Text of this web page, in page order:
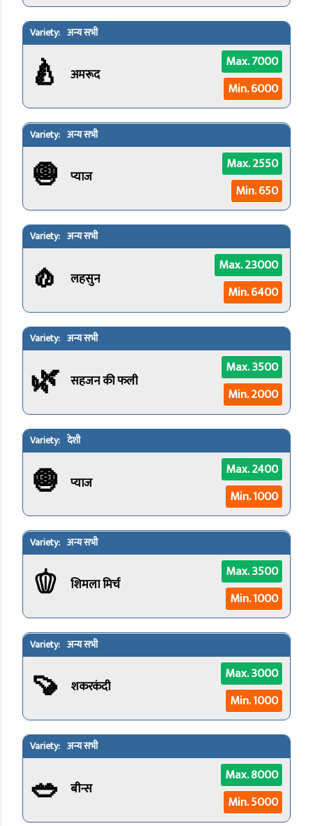
अन्य सभी
🍐 अमरूद
Max. 7000
Min. 6000
अन्य सभी
🧅 प्याज
Max. 2550
Min. 650
अन्य सभी
🧄 लहसुन
Max. 23000
Min. 6400
अन्य सभी
🌿 सहजन की फली
Max. 3500
Min. 2000
देशी
🧅 प्याज
Max. 2400
Min. 1000
अन्य सभी
🫑 शिमला मिर्च
Max. 3500
Min. 1000
अन्य सभी
🍠 शकरकंदी
Max. 3000
Min. 1000
अन्य सभी
🥗 बीन्स
Max. 8000
Min. 5000